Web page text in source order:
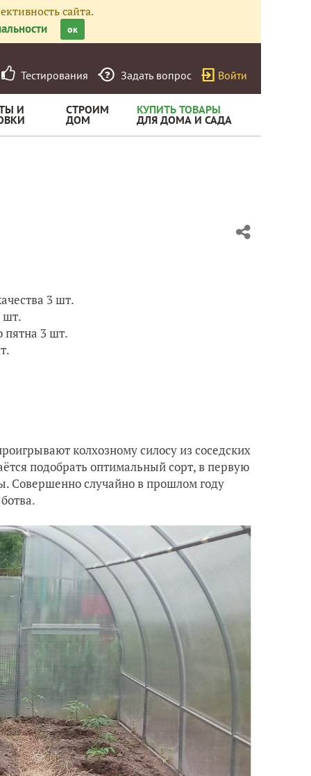
сайта.
ок
Тестирования Задать вопрос Войти
И СТРОИМ
ДОМ
КУПИТЬ ТОВАРЫ
ДЛЯ ДОМА И САДА
3 шт.
шт.
пятна 3 шт.
колхозному силосу из соседских
подобрать оптимальный сорт, в первую
Совершенно случайно в прошлом году